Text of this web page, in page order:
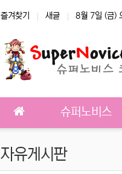
즐겨찾기 새글 8월 7일 (금)
슈퍼노비스
자유게시판